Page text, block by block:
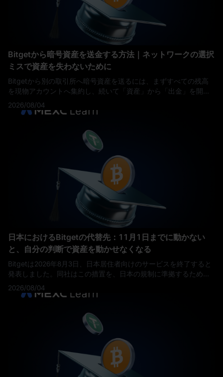
Bitgetから暗号資産を送金する方法｜ネットワークの選択
ミスで資産を失わないために
Bitgetから別の取引所へ暗号資産を送るには、まずすべての残高
を現物アカウントへ集約し、続いて「資産」から「出金」を開
き、送金先のプラットフォームがその銘柄で実際に受け付けてい
るネットワークを選び、送金先の入金アドレスと、必要であれば
を確定します。 送金はオンチェーンで行われ、取り消しはできま
せん。そのため、支払う手数料よりも、どのネッ
2026/08/04
日本におけるBitgetの代替先：11月1日までに動かない
と、自分の判断で資産を動かせなくなる
Bitgetは2026年8月3日、日本居住者向けのサービスを終了すると
発表しました。同社はこの措置を、日本の規制に準拠するための
取り組みの一環と説明しています。 日本からの新規登録は同日付
で停止され、対象となるアカウントは2026年11月1日にクローズ
ぎても残っているポジションは、自動的に決済されます。 暗号資
産の出金は、この最終期
2026/08/04